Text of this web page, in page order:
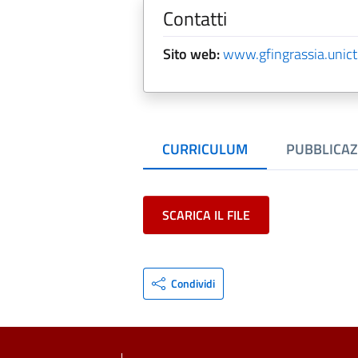
Contatti
Sito web:
CURRICULUM
SCARICA IL FILE
Condividi